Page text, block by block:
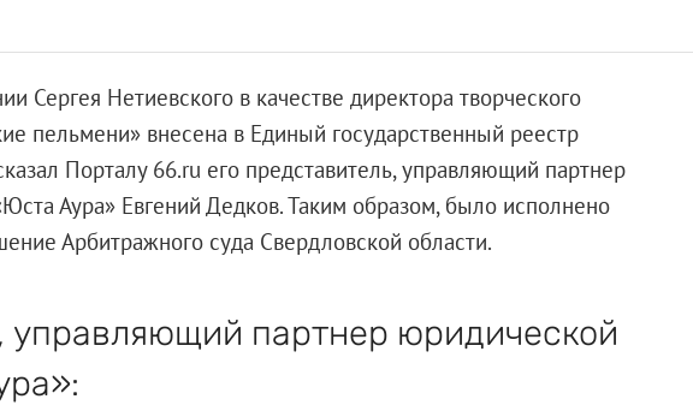
Сергея Нетиевского в качестве директора творческого
пельмени» внесена в Единый государственный реестр
Порталу 66.ru его представитель, управляющий партнер
Аура» Евгений Дедков. Таким образом, было исполнено
Арбитражного суда Свердловской области.
управляющий партнер юридической